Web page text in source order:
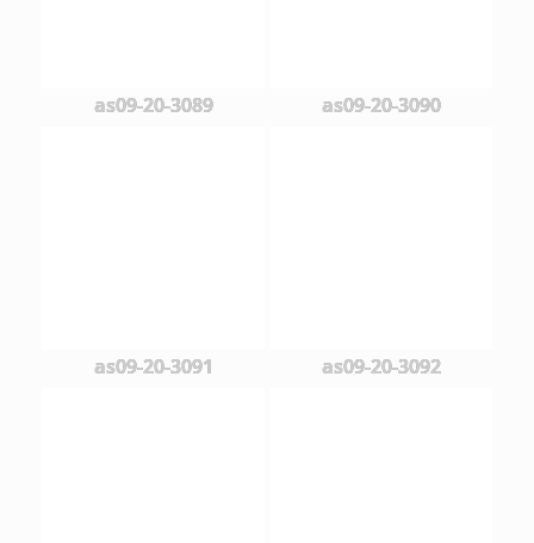
as09-20-3089 as09-20-3090
as09-20-3091 as09-20-3092